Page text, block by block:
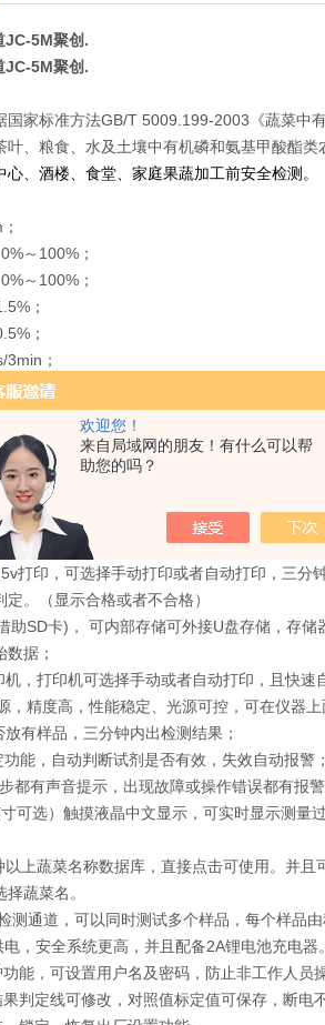
欢迎您！
来自局域网的朋友！有什么可以帮
助您的吗？
JC-5M聚创.
JC-5M聚创.
国家标准方法GB/T 5009.199-2003《蔬菜中
叶、粮食、水及土壤中有机磷和氨基甲酸酯类
、酒楼、食堂、家庭果蔬加工前安全检测。
～100%；
～100%；
；
；
；
标GB/T5009.199-2003，又可依据行标NY/
酶通用设计，可在设置中选择相应酶试剂进
座，坚固耐用，体积小，便于携带，抗干扰
，方便数据存贮和移动，并可随时与计算机直
打印，可选择手动打印或者自动打印，三分
。（显示合格或者不合格）
助SD卡)， 可内部存储可外接U盘存储，存
据；
，打印机可选择手动或者自动打印，且快速
，精度高，性能稳定、光源可控，可在仪器
有样品，三分钟内出检测结果；
能，自动判断试剂是否有效，失效自动报警；
都有声音提示，出现故障或操作错误都有报
可选）触摸液晶中文显示，可实时显示测
上蔬菜名称数据库，直接点击可使用。并且
蔬菜名。
通道，可以同时测试多个样品，每个样品
，安全系统更高，并且配备2A锂电池充电器。
能，可设置用户名及密码，防止非工作人员操
判定线可修改，对照值标定值可保存，断电